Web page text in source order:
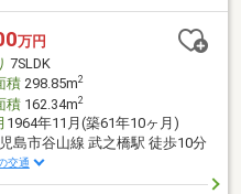
万円
7SLDK
積298.85m2
積162.34m2
1964年11月(築61年10ヶ月)
島市谷山線 武之橋駅 徒歩10分
交通